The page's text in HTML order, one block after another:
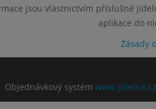
jsou vlastnictvím příslušné
aplikace do
Zásady
Objednávkový systém www.jidelna.cz